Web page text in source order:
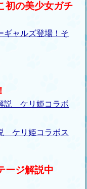
初の美少女ガチ
ギャルズ登場！そ
説 ケリ姫コラボ
ケリ姫コラボス
ージ解説中